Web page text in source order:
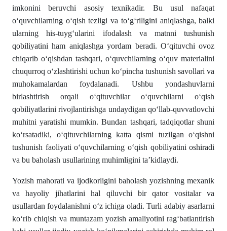
imkonini beruvchi asosiy texnikadir. Bu usul nafaqat
oʻquvchilarning oʻqish tezligi va toʻgʻriligini aniqlashga, balki
ularning his-tuygʻularini ifodalash va matnni tushunish
qobiliyatini ham aniqlashga yordam beradi. Oʻqituvchi ovoz
chiqarib oʻqishdan tashqari, oʻquvchilarning oʻquv materialini
chuqurroq oʻzlashtirishi uchun koʻpincha tushunish savollari va
muhokamalardan foydalanadi. Ushbu yondashuvlarni
birlashtirish orqali oʻqituvchilar oʻquvchilarni oʻqish
qobiliyatlarini rivojlantirishga undaydigan qoʻllab-quvvatlovchi
muhitni yaratishi mumkin. Bundan tashqari, tadqiqotlar shuni
koʻrsatadiki, oʻqituvchilarning katta qismi tuzilgan oʻqishni
tushunish faoliyati oʻquvchilarning oʻqish qobiliyatini oshiradi
va bu baholash usullarining muhimligini ta’kidlaydi.
Yozish mahorati va ijodkorligini baholash yozishning mexanik
va hayoliy jihatlarini hal qiluvchi bir qator vositalar va
usullardan foydalanishni oʻz ichiga oladi. Turli adabiy asarlarni
koʻrib chiqish va muntazam yozish amaliyotini ragʻbatlantirish